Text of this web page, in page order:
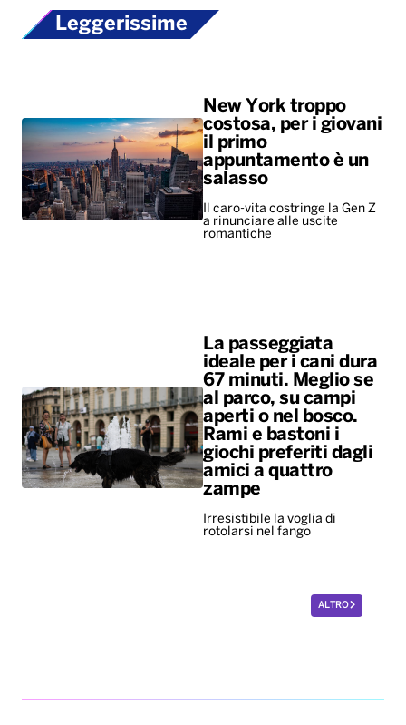
Leggerissime
New York troppo
costosa, per i giovani
il primo
appuntamento è un
salasso
Il caro-vita costringe la Gen Z
a rinunciare alle uscite
romantiche
La passeggiata
ideale per i cani dura
67 minuti. Meglio se
al parco, su campi
aperti o nel bosco.
Rami e bastoni i
giochi preferiti dagli
amici a quattro
zampe
Irresistibile la voglia di
rotolarsi nel fango
ALTRO